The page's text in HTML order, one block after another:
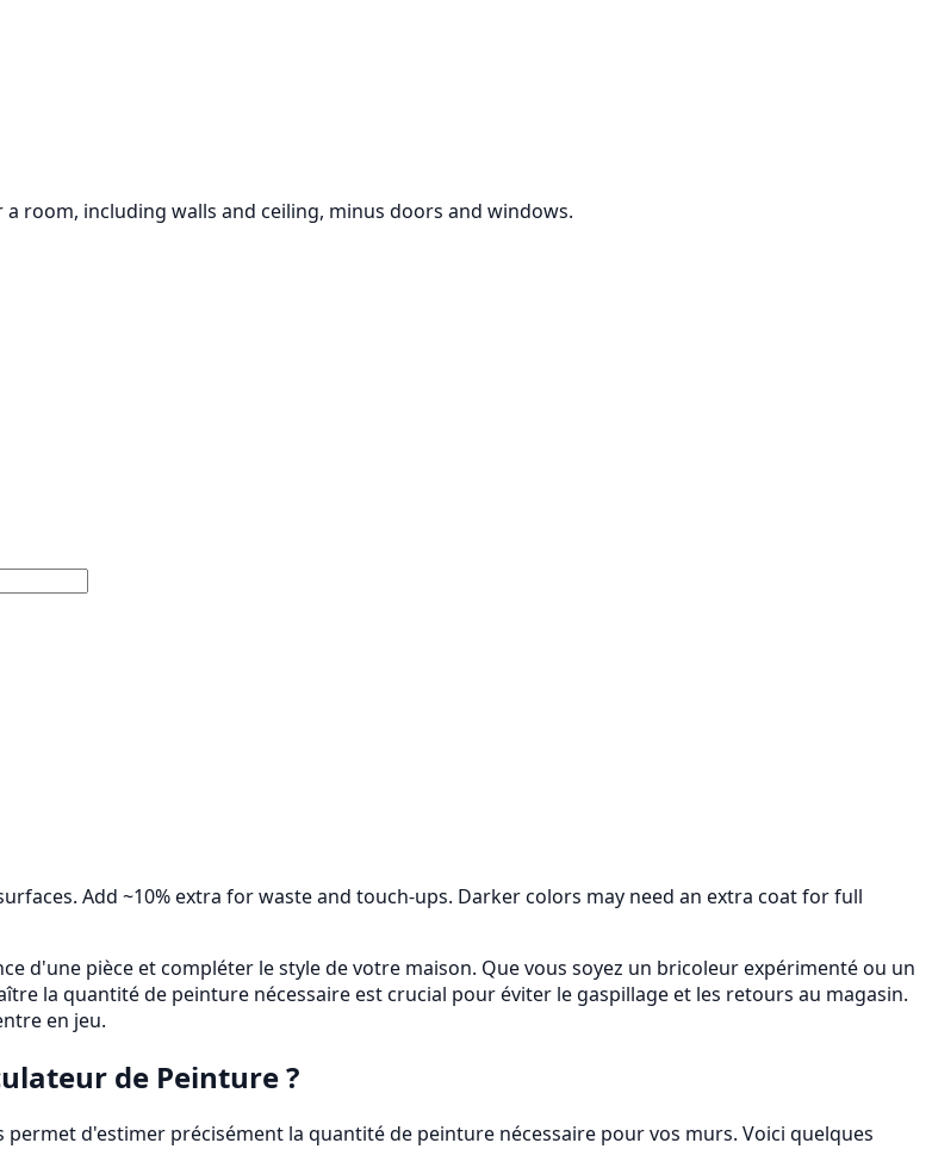
room, including walls and ceiling, minus doors and windows.
Add ~10% extra for waste and touch-ups. Darker colors may need an extra coat for full
d'une pièce et compléter le style de votre maison. Que vous soyez un bricoleur expérimenté ou un
la quantité de peinture nécessaire est crucial pour éviter le gaspillage et les retours au magasin.
en jeu.
de Peinture ?
d'estimer précisément la quantité de peinture nécessaire pour vos murs. Voici quelques